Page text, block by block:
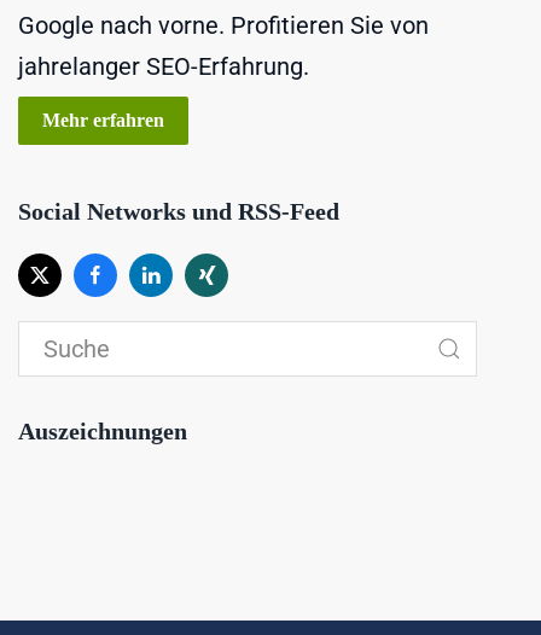
Google nach vorne. Profitieren Sie von
jahrelanger SEO-Erfahrung.
Mehr erfahren
Social Networks und RSS-Feed
Auszeichnungen